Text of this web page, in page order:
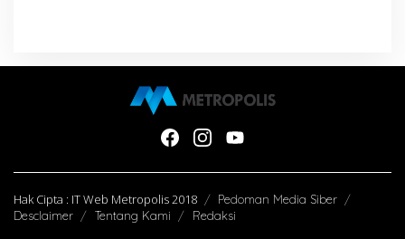
Hak Cipta : IT Web Metropolis 2018
Pedoman Media Siber
Desclaimer
Tentang Kami Redaksi